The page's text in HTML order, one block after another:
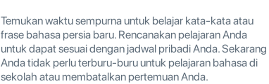
Temukan waktu sempurna untuk belajar kata-kata atau
frase bahasa persia baru. Rencanakan pelajaran Anda
untuk dapat sesuai dengan jadwal pribadi Anda. Sekarang
Anda tidak perlu terburu-buru untuk pelajaran bahasa di
sekolah atau membatalkan pertemuan Anda.